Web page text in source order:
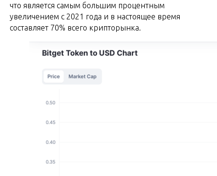
что является самым большим процентным
увеличением с 2021 года и в настоящее время
составляет 70% всего крипторынка.